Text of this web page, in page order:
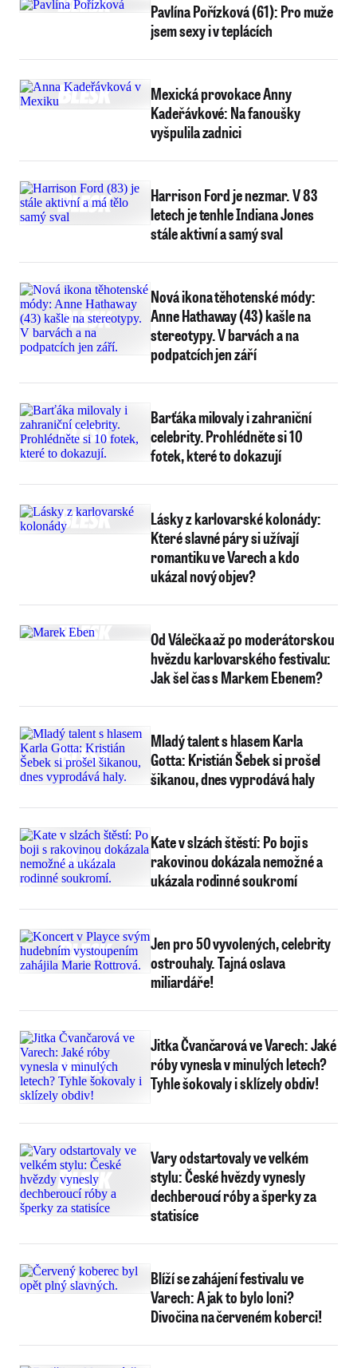
Pavlína Pořízková (61): Pro muže
jsem sexy i v teplácích
Mexická provokace Anny
Kadeřávkové: Na fanoušky
vyšpulila zadnici
Harrison Ford je nezmar. V 83
letech je tenhle Indiana Jones
stále aktivní a samý sval
Nová ikona těhotenské módy:
Anne Hathaway (43) kašle na
stereotypy. V barvách a na
podpatcích jen září
Barťáka milovaly i zahraniční
celebrity. Prohlédněte si 10
fotek, které to dokazují
Lásky z karlovarské kolonády:
Které slavné páry si užívají
romantiku ve Varech a kdo
ukázal nový objev?
Od Válečka až po moderátorskou
hvězdu karlovarského festivalu:
Jak šel čas s Markem Ebenem?
Mladý talent s hlasem Karla
Gotta: Kristián Šebek si prošel
šikanou, dnes vyprodává haly
Kate v slzách štěstí: Po boji s
rakovinou dokázala nemožné a
ukázala rodinné soukromí
Jen pro 50 vyvolených, celebrity
ostrouhaly. Tajná oslava
miliardáře!
Jitka Čvančarová ve Varech: Jaké
róby vynesla v minulých letech?
Tyhle šokovaly i sklízely obdiv!
Vary odstartovaly ve velkém
stylu: České hvězdy vynesly
dechberoucí róby a šperky za
statisíce
Blíží se zahájení festivalu ve
Varech: A jak to bylo loni?
Divočina na červeném koberci!